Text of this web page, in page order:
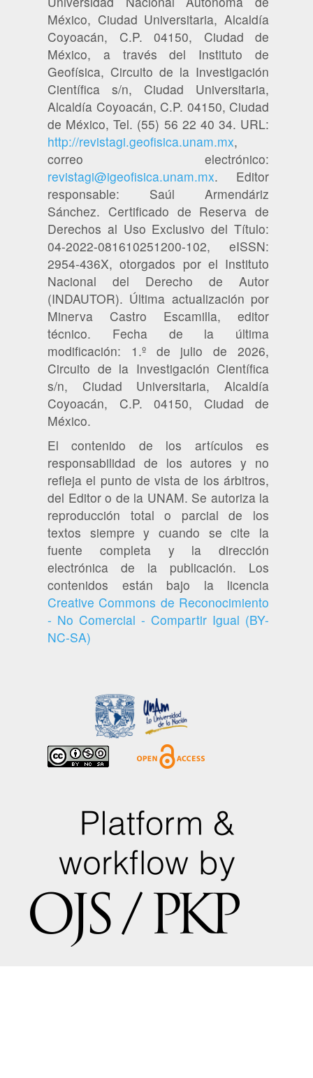
México, Ciudad Universitaria, Alcaldía
Coyoacán, C.P. 04150, Ciudad de
México, a través del Instituto de
Geofísica, Circuito de la Investigación
Científica s/n, Ciudad Universitaria,
Alcaldía Coyoacán, C.P. 04150, Ciudad
de México, Tel. (55) 56 22 40 34. URL:
http://revistagi.geofisica.unam.mx,
correo electrónico:
revistagi@igeofisica.unam.mx. Editor
responsable: Saúl Armendáriz
Sánchez. Certificado de Reserva de
Derechos al Uso Exclusivo del Título:
04-2022-081610251200-102, eISSN:
2954-436X, otorgados por el Instituto
Nacional del Derecho de Autor
(INDAUTOR). Última actualización por
Minerva Castro Escamilla, editor
técnico. Fecha de la última
modificación: 1.º de julio de 2026,
Circuito de la Investigación Científica
s/n, Ciudad Universitaria, Alcaldía
Coyoacán, C.P. 04150, Ciudad de
México.
El contenido de los artículos es
responsabilidad de los autores y no
refleja el punto de vista de los árbitros,
del Editor o de la UNAM. Se autoriza la
reproducción total o parcial de los
textos siempre y cuando se cite la
fuente completa y la dirección
electrónica de la publicación. Los
contenidos están bajo la licencia
Creative Commons de Reconocimiento
- No Comercial - Compartir Igual (BY-
NC-SA)